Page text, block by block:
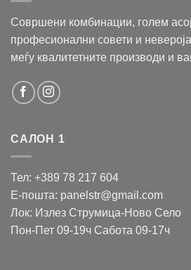
Совршени комбинации, голем
професионални совети и
меѓу квалитетните производи и
САЛОН 1
Тел: +389 78 217 604
Е-пошта: panelstr@gmail.com
Лок: Излез Струмица-Ново Село
Пон-Пет 09-19ч Сабота 09-17ч